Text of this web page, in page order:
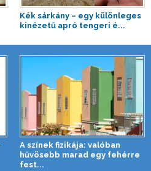
Kék sárkány – egy különleges
kinézetű apró tengeri é...
A színek fizikája: valóban
hűvösebb marad egy fehérre
fest...